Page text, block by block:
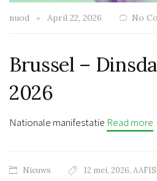
nuod April 22, 2026 No
Brussel –
2026
Nationale manifestatie Read more
Nieuws 12 mei, 2026,